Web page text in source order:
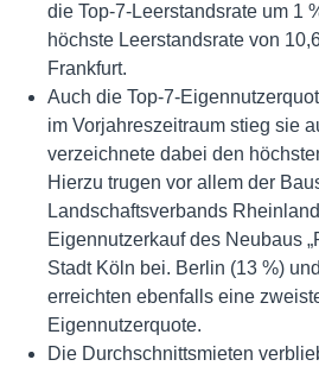
die Top-7-Leerstandsrate um 1
höchste Leerstandsrate von
Frankfurt.
Auch die Top-7-
im Vorjahreszeitraum stieg sie
verzeichnete dabei den
Hierzu trugen vor allem der
Landschaftsverbands
Eigennutzerkauf des Neubaus
Stadt Köln bei. Berlin (13 %)
erreichten ebenfalls eine
Eigennutzerquote.
Die Durchschnittsmieten